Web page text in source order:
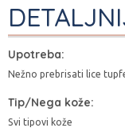
Upotreba:
Nežno prebrisati lice
Tip/Nega kože:
Svi tipovi kože